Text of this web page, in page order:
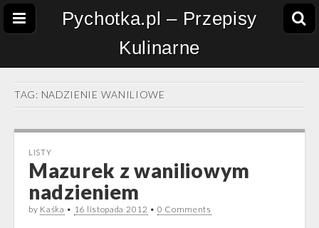
Pychotka.pl – Przepisy
Kulinarne
TAG: NADZIENIE WANILIOWE
LISTY
Mazurek z waniliowym
nadzieniem
by Kaśka • 16 listopada 2012 • 0 Comments